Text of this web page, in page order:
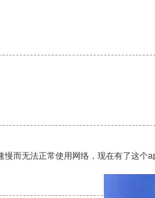
而无法正常使用网络，现在有了这个